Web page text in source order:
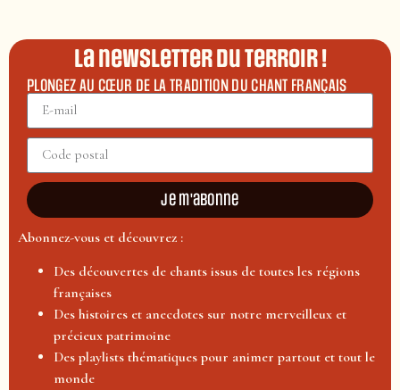
La newsletter du terroir !
PLONGEZ AU CŒUR DE LA TRADITION DU CHANT FRANÇAIS
Je m'abonne
Abonnez-vous et découvrez :
Des découvertes de chants issus de toutes les régions
françaises
Des histoires et anecdotes sur notre merveilleux et
précieux patrimoine
Des playlists thématiques pour animer partout et tout le
monde